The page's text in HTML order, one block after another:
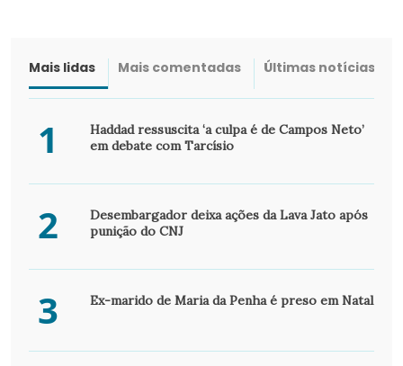
Mais lidas Mais comentadas Últimas notícias
1
Haddad ressuscita ‘a culpa é de Campos Neto’
em debate com Tarcísio
2
Desembargador deixa ações da Lava Jato após
punição do CNJ
3 Ex-marido de Maria da Penha é preso em Natal